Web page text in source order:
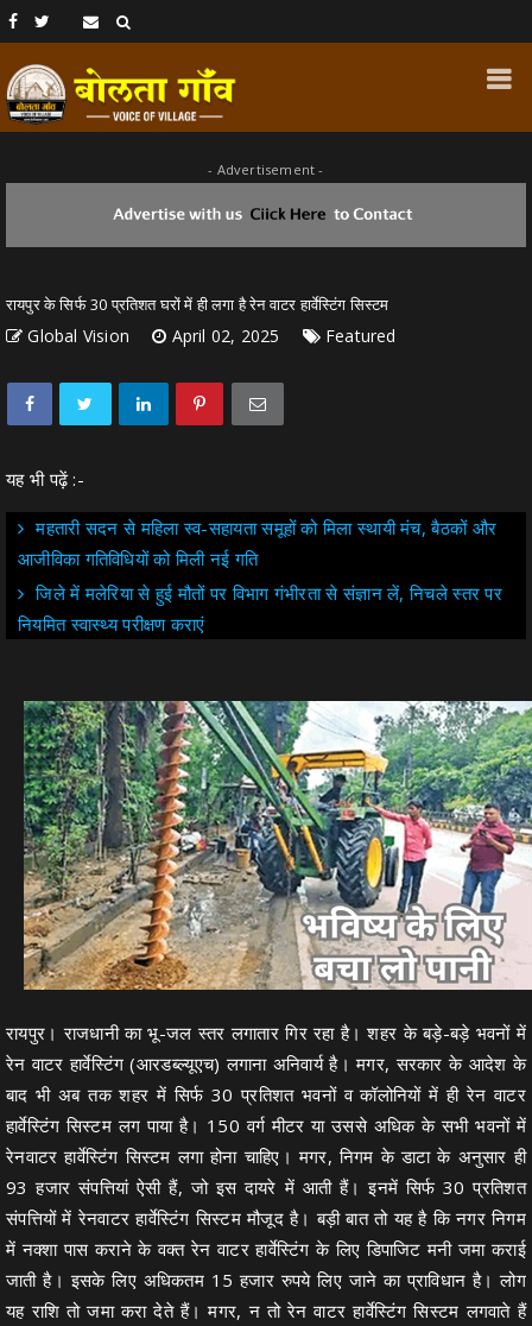
- Advertisement -
रायपुर के सिर्फ 30 प्रतिशत घरों में ही लगा है रेन वाटर हार्वेस्टिंग सिस्टम
Global Vision April 02, 2025 Featured
यह भी पढ़ें :-
महतारी सदन से महिला स्व-सहायता समूहों को मिला स्थायी मंच, बैठकों और
आजीविका गतिविधियों को मिली नई गति
जिले में मलेरिया से हुई मौतों पर विभाग गंभीरता से संज्ञान लें, निचले स्तर पर
नियमित स्वास्थ्य परीक्षण कराएं
रायपुर। राजधानी का भू-जल स्तर लगातार गिर रहा है। शहर के बड़े-बड़े भवनों में
रेन वाटर हार्वेस्टिंग (आरडब्ल्यूएच) लगाना अनिवार्य है। मगर, सरकार के आदेश के
बाद भी अब तक शहर में सिर्फ 30 प्रतिशत भवनों व कॉलोनियों में ही रेन वाटर
हार्वेस्टिंग सिस्टम लग पाया है। 150 वर्ग मीटर या उससे अधिक के सभी भवनों में
रेनवाटर हार्वेस्टिंग सिस्टम लगा होना चाहिए। मगर, निगम के डाटा के अनुसार ही
93 हजार संपत्तियां ऐसी हैं, जो इस दायरे में आती हैं। इनमें सिर्फ 30 प्रतिशत
संपत्तियों में रेनवाटर हार्वेस्टिंग सिस्टम मौजूद है। बड़ी बात तो यह है कि नगर निगम
में नक्शा पास कराने के वक्त रेन वाटर हार्वेस्टिंग के लिए डिपाजिट मनी जमा कराई
जाती है। इसके लिए अधिकतम 15 हजार रुपये लिए जाने का प्राविधान है। लोग
यह राशि तो जमा करा देते हैं। मगर, न तो रेन वाटर हार्वेस्टिंग सिस्टम लगवाते हैं